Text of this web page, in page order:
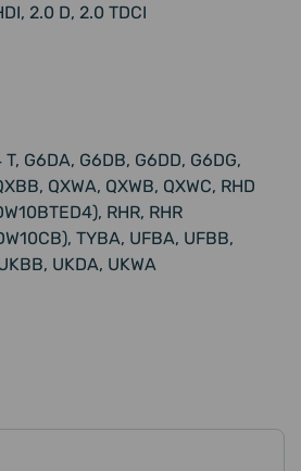
2.0 D, 2.0 TDCI
G6DA, G6DB, G6DD, G6DG,
QXWA, QXWB, QXWC, RHD
RHR, RHR
TYBA, UFBA, UFBB,
UKDA, UKWA